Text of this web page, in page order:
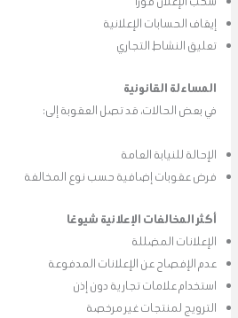
إيقاف الحسابات الإعلانية
تعليق النشاط التجاري
المساءلة القانونية
في بعض الحالات، قد تصل العقوبة إلى:
الإحالة للنيابة العامة
فرض عقوبات إضافية حسب نوع المخالفة
أكثر المخالفات الإعلانية شيوعًا
الإعلانات المضللة
عدم الإفصاح عن الإعلانات المدفوعة
استخدام علامات تجارية دون إذن
الترويج لمنتجات غير مرخصة